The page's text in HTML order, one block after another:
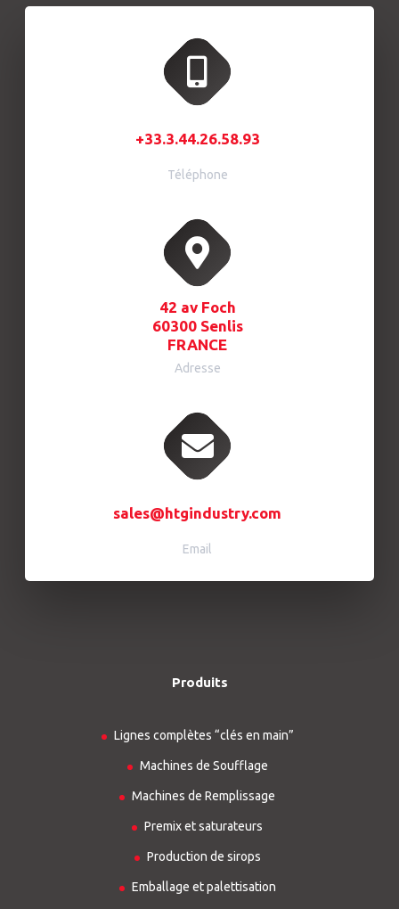
+33.3.44.26.58.93
Téléphone
42 av Foch
60300 Senlis
FRANCE
Adresse
sales@htgindustry.com
Email
Produits
Lignes complètes “clés en main”
Machines de Soufflage
Machines de Remplissage
Premix et saturateurs
Production de sirops
Emballage et palettisation